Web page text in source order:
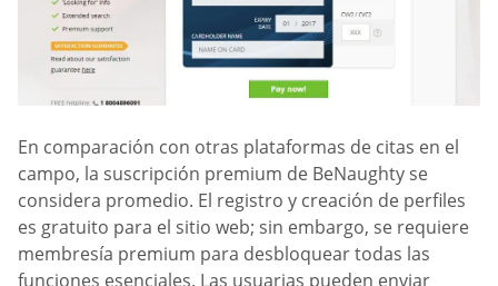
En comparación con otras plataformas de citas en el
campo, la suscripción premium de BeNaughty se
considera promedio. El registro y creación de perfiles
es gratuito para el sitio web; sin embargo, se requiere
membresía premium para desbloquear todas las
funciones esenciales. Las usuarias pueden enviar